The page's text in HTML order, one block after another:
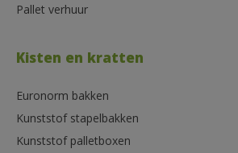
Pallet verhuur
Kisten en kratten
Euronorm bakken
Kunststof stapelbakken
Kunststof palletboxen